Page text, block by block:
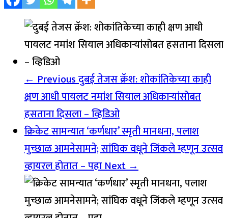
← Previousदुबई तेजस क्रॅश: शोकांतिकेच्या काही
क्षण आधी पायलट नमांश सियाल अधिकाऱ्यांसोबत
हसताना दिसला – व्हिडिओ
क्रिकेट सामन्यात ‘कर्णधार’ स्मृती मानधना, पलाश
मुच्छाळ आमनेसामने; सांघिक वधूने जिंकले म्हणून उत्सव
व्हायरल होतात – पहाNext →